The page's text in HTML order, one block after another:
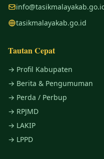
tasikmalayakab.go.id
Tautan Cepat
→ Profil Kabupaten
→ Berita & Pengumuman
→ Perda / Perbup
→ RPJMD
→ LAKIP
→ LPPD